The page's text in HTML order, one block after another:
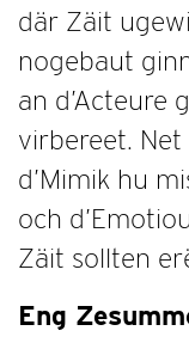
där Zäit
nogebaut
an d’Acteure
virbereet. Net
d’Mimik hu
och
Zäit sollten
Eng